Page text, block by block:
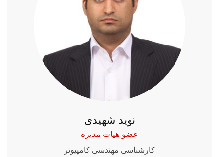
نوید شهیدی
عضو هیات مدیره
کارشناسی مهندسی کامپیوتر